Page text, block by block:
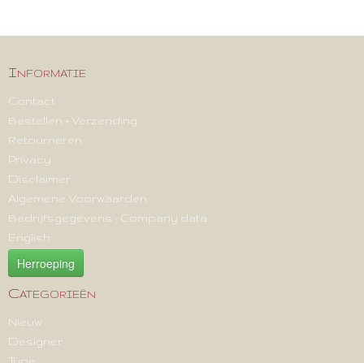
Informatie
Contact
Bestellen + Verzending
Retourneren
Privacy
Disclaimer
Algemene Voorwaarden
Bedrijfsgegevens - Company data
English
Herroeping
Categorieën
Nieuw
Designer
Type